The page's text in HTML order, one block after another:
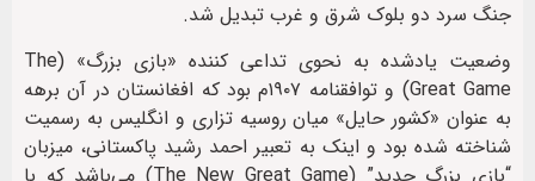
جنگ سرد دو بلوک شرق و غرب تبدیل شد.
وضعیت یادشده به نحوی تداعی کننده «بازی بزرگ» (The
Great Game) و توافقنامه ۱۹۰۷م بود که افغانستان در آن برهه
به عنوان «کشور حایل» میان روسیه تزاری و انگلیس به رسمیت
شناخته شده بود و اینک به تعبیر احمد رشید پاکستانی، میزبان